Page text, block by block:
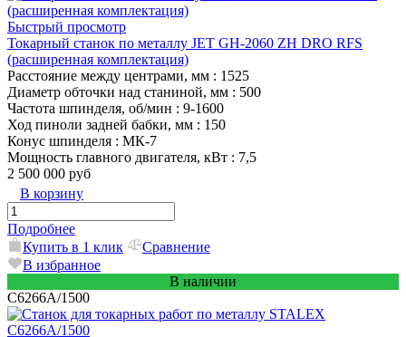
Быстрый просмотр
Токарный станок по металлу JET GH-2060 ZH DRO RFS
(расширенная комплектация)
Расстояние между центрами, мм : 1525
Диаметр обточки над станиной, мм : 500
Частота шпинделя, об/мин : 9-1600
Ход пиноли задней бабки, мм : 150
Конус шпинделя : МК-7
Мощность главного двигателя, кВт : 7,5
2 500 000 руб
В корзину
Подробнее
Купить в 1 клик
Сравнение
В избранное
В наличии
С6266A/1500